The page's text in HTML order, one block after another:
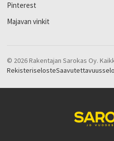
Pinterest
Majavan vinkit
© 2026 Rakentajan Sarokas Oy.
Rekisteriseloste